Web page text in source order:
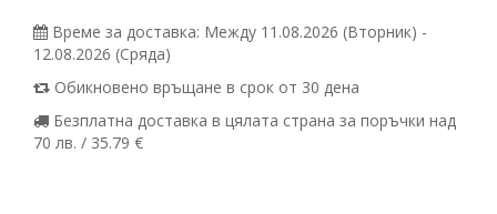
Време за доставка: Между 11.08.2026 (Вторник) -
12.08.2026 (Сряда)
Обикновено връщане в срок от 30 дена
Безплатна доставка в цялата страна за поръчки над
70 лв. / 35.79 €